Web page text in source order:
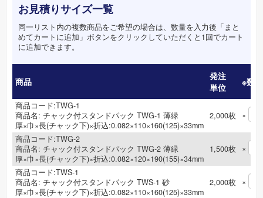
お見積りサイズ一覧
同一リスト内の複数商品をご希望の場合は、数量を入力後「まと
めてカートに追加」ボタンをクリックしていただくと1回でカート
に追加できます。
商品
発注
単位
※数
商品コード:TWG-1
商品名: チャック付スタンドパック TWG-1 薄緑
厚×巾×長(チャック下)×折込:0.082×110×160(125)×33mm
2,000枚 ×
商品コード:TWG-2
商品名: チャック付スタンドパック TWG-2 薄緑
厚×巾×長(チャック下)×折込:0.082×120×190(155)×34mm
1,500枚 ×
商品コード:TWS-1
商品名: チャック付スタンドパック TWS-1 砂
厚×巾×長(チャック下)×折込:0.082×110×160(125)×33mm
2,000枚 ×